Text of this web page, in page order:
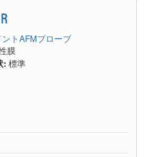
トAFMプローブ
膜
: 標準